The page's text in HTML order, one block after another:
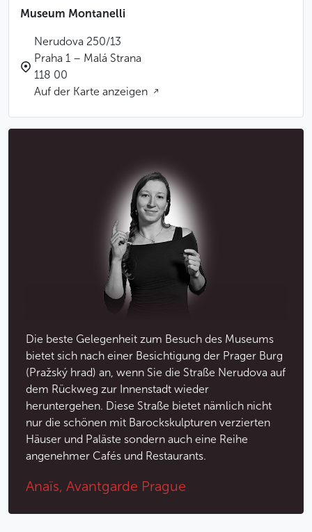
Museum Montanelli
Nerudova 250/13
Praha 1 – Malá Strana
118 00
Auf der Karte anzeigen
Die beste Gelegenheit zum Besuch des Museums
bietet sich nach einer Besichtigung der Prager Burg
(Pražský hrad) an, wenn Sie die Straße Nerudova auf
dem Rückweg zur Innenstadt wieder
heruntergehen. Diese Straße bietet nämlich nicht
nur die schönen mit Barockskulpturen verzierten
Häuser und Paläste sondern auch eine Reihe
angenehmer Cafés und Restaurants.
Anaïs, Avantgarde Prague